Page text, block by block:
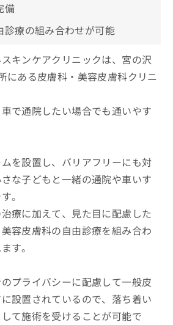
備
診療の組み合わせが可能
キンケアクリニックは、宮の沢
にある皮膚科・美容皮膚科クリニ
で通院したい場合でも通いやす
を設置し、バリアフリーにも対
な子どもと一緒の通院や車いす
。
療に加えて、見た目に配慮した
容皮膚科の自由診療を組み合わ
す。
プライバシーに配慮して一般皮
設置されているので、落ち着い
て施術を受けることが可能で